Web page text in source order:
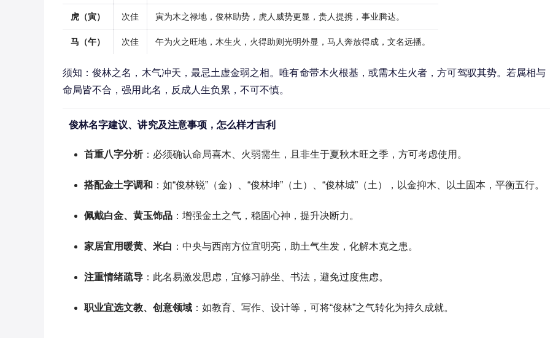
虎（寅） 次佳 寅为木之禄地，俊林助势，虎人威势更显，贵人提携，事业腾达。
马（午） 次佳 午为火之旺地，木生火，火得助则光明外显，马人奔放得成，文名远播。
须知：俊林之名，木气冲天，最忌土虚金弱之相。唯有命带木火根基，或需木生火者，方可驾驭其势。若属相与
命局皆不合，强用此名，反成人生负累，不可不慎。
俊林名字建议、讲究及注意事项，怎么样才吉利
首重八字分析：必须确认命局喜木、火弱需生，且非生于夏秋木旺之季，方可考虑使用。
搭配金土字调和 ：如“俊林锐”（金）、“俊林坤”（土）、“俊林城”（土），以金抑木、以土固本，平衡五行。
佩戴白金、黄玉饰品 ：增强金土之气，稳固心神，提升决断力。
家居宜用暖黄、米白 ：中央与西南方位宜明亮，助土气生发，化解木克之患。
注重情绪疏导 ：此名易激发思虑，宜修习静坐、书法，避免过度焦虑。
职业宜选文教、创意领域 ：如教育、写作、设计等，可将“俊林”之气转化为持久成就。